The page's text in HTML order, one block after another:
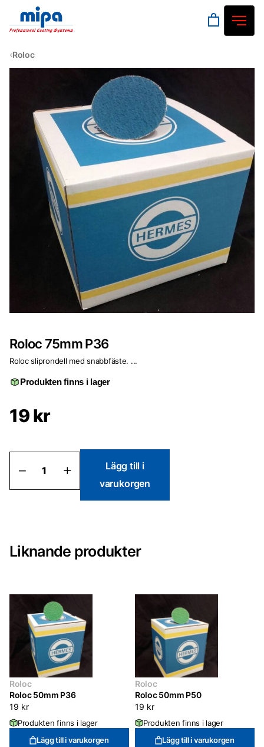
Roloc
Roloc 75mm P36
Roloc sliprondell med snabbfäste. ...
Produkten finns i lager
19kr
Roloc
75mm
P36
Lägg till i
varukorgen
Liknande produkter
Roloc
Roloc 50mm P36
19 kr
Produkten finns i lager
Lägg till i varukorgen
Roloc
Roloc 50mm P50
19 kr
Produkten finns i lager
Lägg till i varukorgen